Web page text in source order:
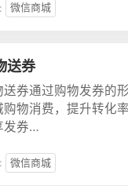
微信商城
送券
送券通过购物发券的
购物消费，提升转化
发券…
微信商城